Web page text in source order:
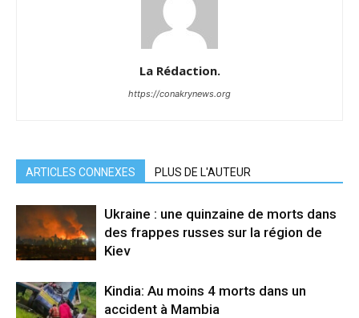
La Rédaction.
https://conakrynews.org
ARTICLES CONNEXES PLUS DE L'AUTEUR
Ukraine : une quinzaine de morts dans
des frappes russes sur la région de
Kiev
Kindia: Au moins 4 morts dans un
accident à Mambia